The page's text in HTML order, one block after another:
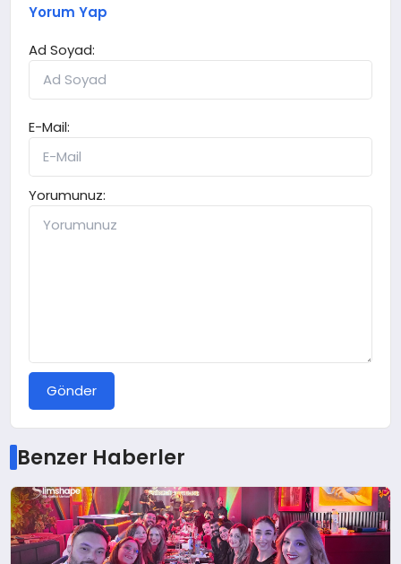
Yorum Yap
Ad Soyad:
E-Mail:
Yorumunuz:
Gönder
Benzer Haberler